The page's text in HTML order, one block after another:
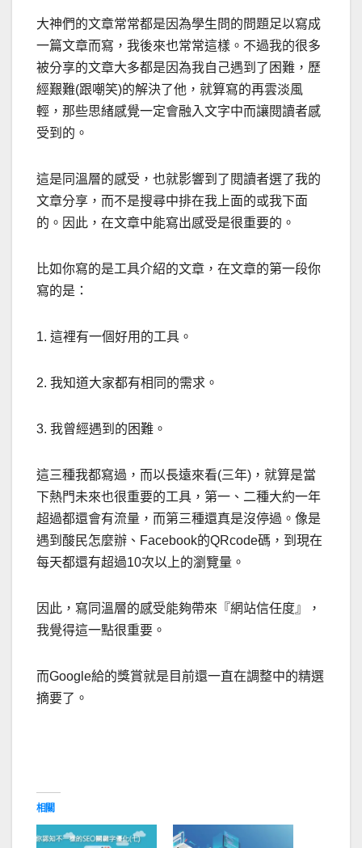
大神們的文章常常都是因為學生問的問題足以寫成
一篇文章而寫，我後來也常常這樣。不過我的很多
被分享的文章大多都是因為我自己遇到了困難，歷
經艱難(跟嘲笑)的解決了他，就算寫的再雲淡風
輕，那些思緒感覺一定會融入文字中而讓閱讀者感
受到的。
這是同溫層的感受，也就影響到了閱讀者選了我的
文章分享，而不是搜尋中排在我上面的或我下面
的。因此，在文章中能寫出感受是很重要的。
比如你寫的是工具介紹的文章，在文章的第一段你
寫的是：
1. 這裡有一個好用的工具。
2. 我知道大家都有相同的需求。
3. 我曾經遇到的困難。
這三種我都寫過，而以長遠來看(三年)，就算是當
下熱門未來也很重要的工具，第一、二種大約一年
超過都還會有流量，而第三種還真是沒停過。像是
遇到酸民怎麼辦、Facebook的QRcode碼，到現在
每天都還有超過10次以上的瀏覽量。
因此，寫同溫層的感受能夠帶來『網站信任度』，
我覺得這一點很重要。
而Google給的獎賞就是目前還一直在調整中的精選
摘要了。
相關